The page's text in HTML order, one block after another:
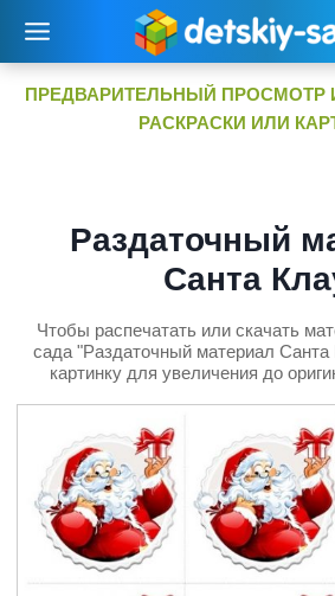
содержимому
ПРЕДВАРИТЕЛЬНЫЙ ПРОСМОТР
РАСКРАСКИ ИЛИ
Раздаточный
Санта
Чтобы распечатать или скачать
сада "Раздаточный материал
картинку для увеличения до